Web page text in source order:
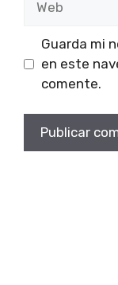
Guarda mi
en este
comente.